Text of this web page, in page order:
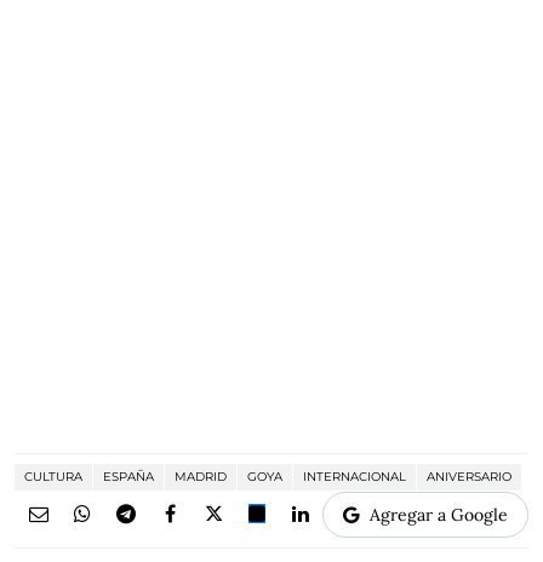
CULTURA ESPAÑA MADRID GOYA INTERNACIONAL ANIVERSARIO
Agregar a Google